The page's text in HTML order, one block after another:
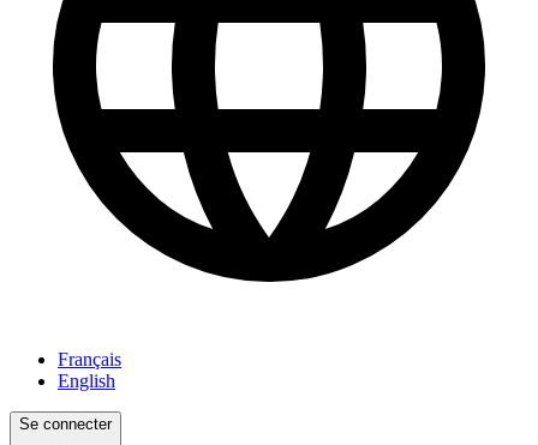
Français
English
Se connecter